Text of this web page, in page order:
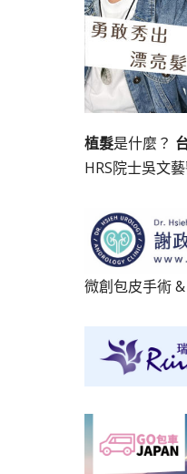
植髮是什麼？
HRS院士吳文
微創包皮手術&